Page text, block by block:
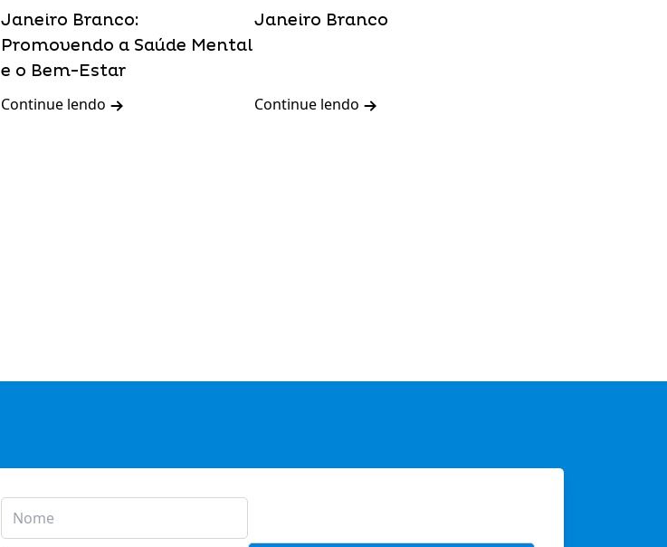
Janeiro Branco:
Promovendo a Saúde Mental
e o Bem-Estar
Continue lendo
Janeiro Branco
Continue lendo